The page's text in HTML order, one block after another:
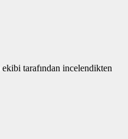
ekibi tarafından incelendikten